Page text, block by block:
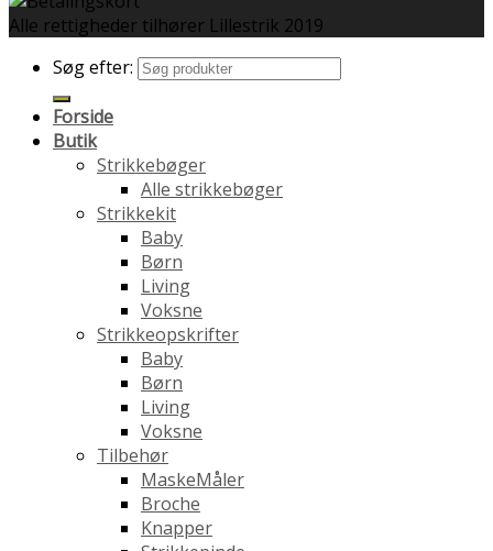
Alle rettigheder tilhører Lillestrik 2019
Søg efter:
Forside
Butik
Strikkebøger
Alle strikkebøger
Strikkekit
Baby
Børn
Living
Voksne
Strikkeopskrifter
Baby
Børn
Living
Voksne
Tilbehør
MaskeMåler
Broche
Knapper